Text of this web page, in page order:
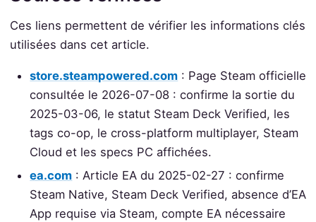
Ces liens permettent de vérifier les informations clés
utilisées dans cet article.
store.steampowered.com : Page Steam officielle
consultée le 2026-07-08 : confirme la sortie du
2025-03-06, le statut Steam Deck Verified, les
tags co-op, le cross-platform multiplayer, Steam
Cloud et les specs PC affichées.
ea.com : Article EA du 2025-02-27 : confirme
Steam Native, Steam Deck Verified, absence d’EA
App requise via Steam, compte EA nécessaire